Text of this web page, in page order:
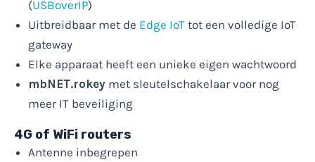
(USBoverIP)
Uitbreidbaar met de Edge IoT tot een volledige IoT
gateway
Elke apparaat heeft een unieke eigen wachtwoord
mbNET.rokey met sleutelschakelaar voor nog
meer IT beveiliging
4G of WiFi routers
Antenne inbegrepen